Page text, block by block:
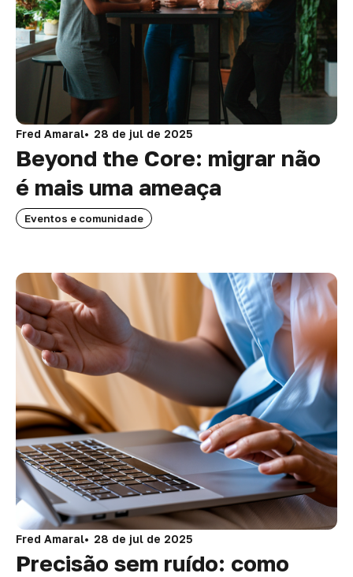
Fred Amaral 28 de jul de 2025
Beyond the Core: migrar não
é mais uma ameaça
Eventos e comunidade
Fred Amaral 28 de jul de 2025
Precisão sem ruído: como